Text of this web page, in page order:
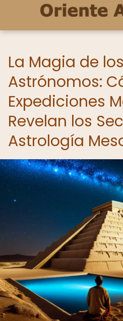
La Magia de
Astrónomos:
Expediciones
Revelan los
Astrología